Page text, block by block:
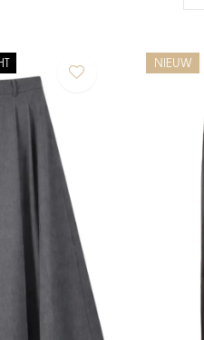
NIEUW